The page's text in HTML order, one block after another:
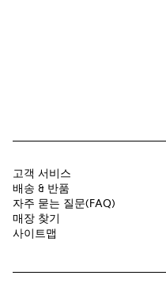
고객 서비스
배송 & 반품
자주 묻는 질문(FAQ)
매장 찾기
사이트맵